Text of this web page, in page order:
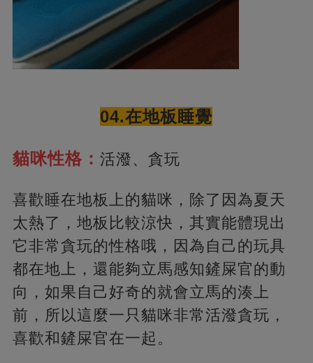
04.在地板睡覺
貓咪性格： 活潑、貪玩
喜歡睡在地板上的貓咪，除了因為夏天
太熱了，地板比較涼快，其實能體現出
它非常貪玩的性格哦，因為自己的玩具
都在地上，還能夠立馬感知鏟屎官的動
向，如果自己好奇的就會立馬的湊上
前，所以這麼一只貓咪非常活潑貪玩，
喜歡和鏟屎官在一起。